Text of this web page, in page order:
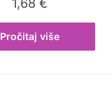
1,68€
Pročitaj više